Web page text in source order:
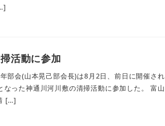
活動に参加
部会(山本晃己部会長)は8月2日、前日に開催され
った神通川河川敷の清掃活動に参加した。 富山
[…]